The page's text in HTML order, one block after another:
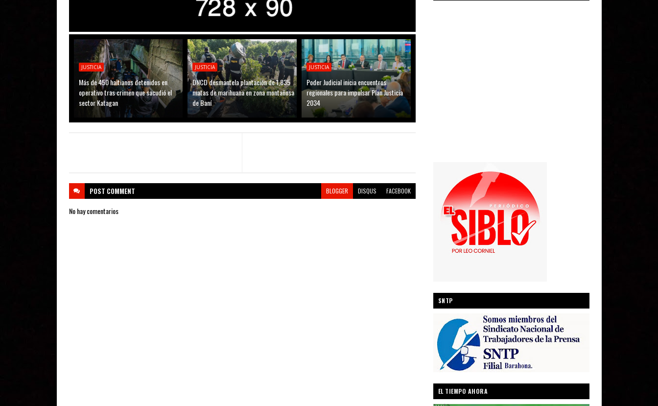
JUSTICIA
Más de 450 haitianos detenidos en
operativo tras crimen que sacudió el
sector Katagan
JUSTICIA
DNCD desmantela plantación de 1,835
matas de marihuana en zona montañosa
de Baní
JUSTICIA
Poder Judicial inicia encuentros
regionales para impulsar Plan Justicia
2034
POST COMMENT BLOGGER DISQUS FACEBOOK
No hay comentarios
SNTP
EL TIEMPO AHORA